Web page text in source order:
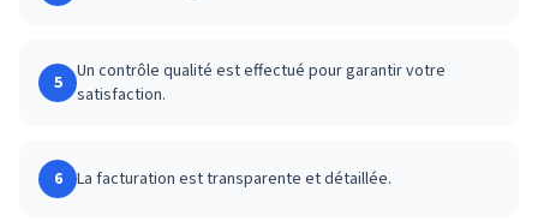
5
Un contrôle qualité est effectué pour garantir votre
satisfaction.
6 La facturation est transparente et détaillée.